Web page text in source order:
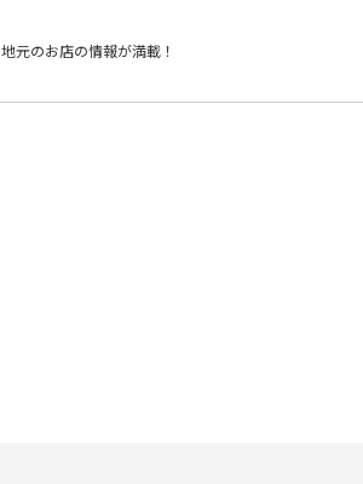
地元のお店の情報が満載！